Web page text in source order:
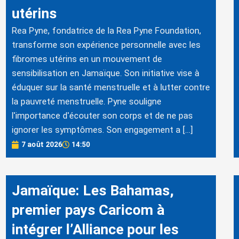
utérins
Rea Pyne, fondatrice de la Rea Pyne Foundation,
transforme son expérience personnelle avec les
fibromes utérins en un mouvement de
sensibilisation en Jamaïque. Son initiative vise à
éduquer sur la santé menstruelle et à lutter contre
la pauvreté menstruelle. Pyne souligne
l'importance d'écouter son corps et de ne pas
ignorer les symptômes. Son engagement a […]
7 août 2026 14:50
Jamaïque: Les Bahamas,
premier pays Caricom à
intégrer l’Alliance pour les